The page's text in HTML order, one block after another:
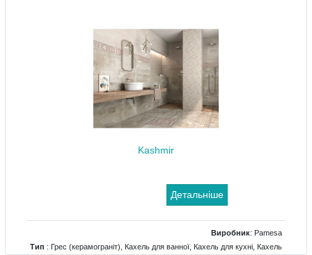
Kashmir
Детальніше
Виробник: Pamesa
Тип : Грес (керамограніт), Кахель для ванної, Кахель для кухні, Кахель